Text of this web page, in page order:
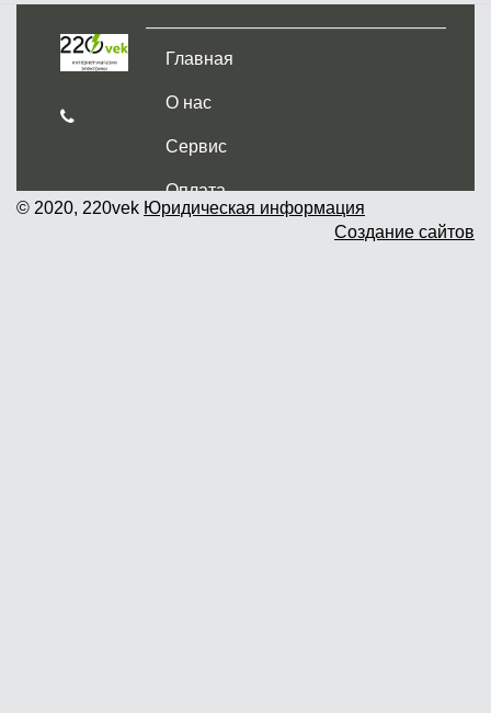
Главная
О нас
Сервис
Оплата
Доставка и самовывоз
© 2020, 220vek Юридическая информация
Создание сайтов